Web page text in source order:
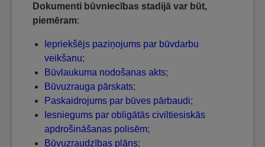
Dokumenti būvniecības stadijā var būt,
piemēram:
Iepriekšējs paziņojums par būvdarbu
veikšanu;
Būvlaukuma nodošanas akts;
Būvuzrauga pārskats;
Paskaidrojums par būves pārbaudi;
Iesniegums par obligātās civiltiesiskās
apdrošināšanas polisēm;
Būvuzraudzības plāns;